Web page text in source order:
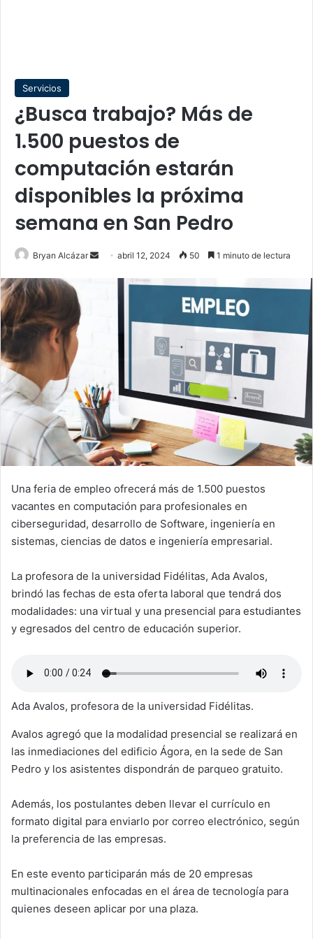
Servicios
¿Busca trabajo? Más de
1.500 puestos de
computación estarán
disponibles la próxima
semana en San Pedro
Bryan Alcázar
Sendabril 12, 2024 50 1 minuto de lectura
Una feria de empleo ofrecerá más de 1.500 puestos
vacantes en computación para profesionales en
ciberseguridad, desarrollo de Software, ingeniería en
sistemas, ciencias de datos e ingeniería empresarial.
La profesora de la universidad Fidélitas, Ada Avalos,
brindó las fechas de esta oferta laboral que tendrá dos
modalidades: una virtual y una presencial para estudiantes
y egresados del centro de educación superior.
Ada Avalos, profesora de la universidad Fidélitas.
Avalos agregó que la modalidad presencial se realizará en
las inmediaciones del edificio Ágora, en la sede de San
Pedro y los asistentes dispondrán de parqueo gratuito.
Además, los postulantes deben llevar el currículo en
formato digital para enviarlo por correo electrónico, según
la preferencia de las empresas.
En este evento participarán más de 20 empresas
multinacionales enfocadas en el área de tecnología para
quienes deseen aplicar por una plaza.